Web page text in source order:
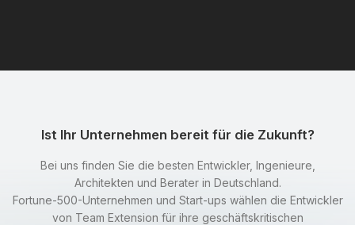
Ist Ihr Unternehmen bereit für die Zukunft?
Bei uns finden Sie die besten Entwickler, Ingenieure,
Architekten und Berater in Deutschland.
Fortune-500-Unternehmen und Start-ups wählen die Entwickler
von Team Extension für ihre geschäftskritischen